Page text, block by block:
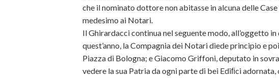
che il nominato dottore non abitasse in alcuna delle
medesimo ai Notari.
Il Ghirardacci continua nel seguente modo, all’oggetto
quest’anno, la Compagnia dei Notari diede principio e
Piazza di Bologna; e Giacomo Griffoni, deputato in
vedere la sua Patria da ogni parte di bei Ediﬁci